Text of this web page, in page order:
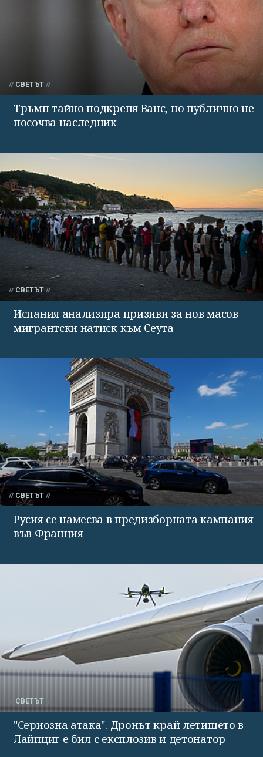
СВЕТЪТ
Тръмп тайно подкрепя Ванс, но публично не
посочва наследник
СВЕТЪТ
Испания анализира призиви за нов масов
мигрантски натиск към Сеута
СВЕТЪТ
Русия се намесва в предизборната кампания
във Франция
СВЕТЪТ
"Сериозна атака". Дронът край летището в
Лайпциг е бил с експлозив и детонатор